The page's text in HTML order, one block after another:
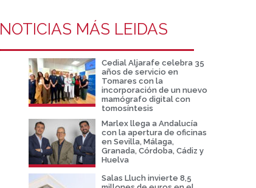
NOTICIAS MÁS LEIDAS
Cedial Aljarafe celebra 35
años de servicio en
Tomares con la
incorporación de un nuevo
mamógrafo digital con
tomosíntesis
Marlex llega a Andalucía
con la apertura de oficinas
en Sevilla, Málaga,
Granada, Córdoba, Cádiz y
Huelva
Salas Lluch invierte 8,5